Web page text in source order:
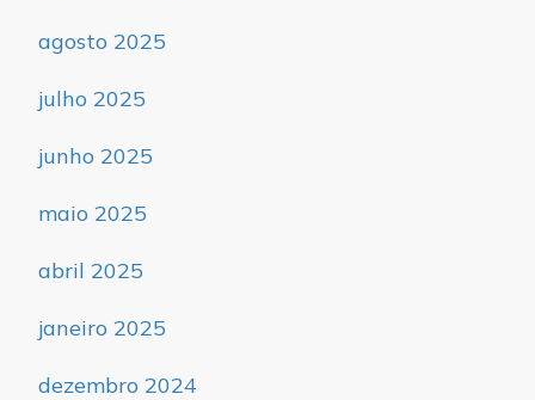
agosto 2025
julho 2025
junho 2025
maio 2025
abril 2025
janeiro 2025
dezembro 2024